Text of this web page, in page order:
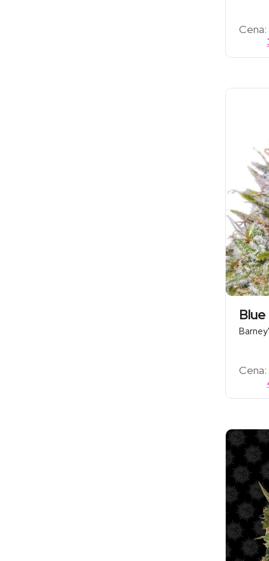
Cena:
Blue
Cena: